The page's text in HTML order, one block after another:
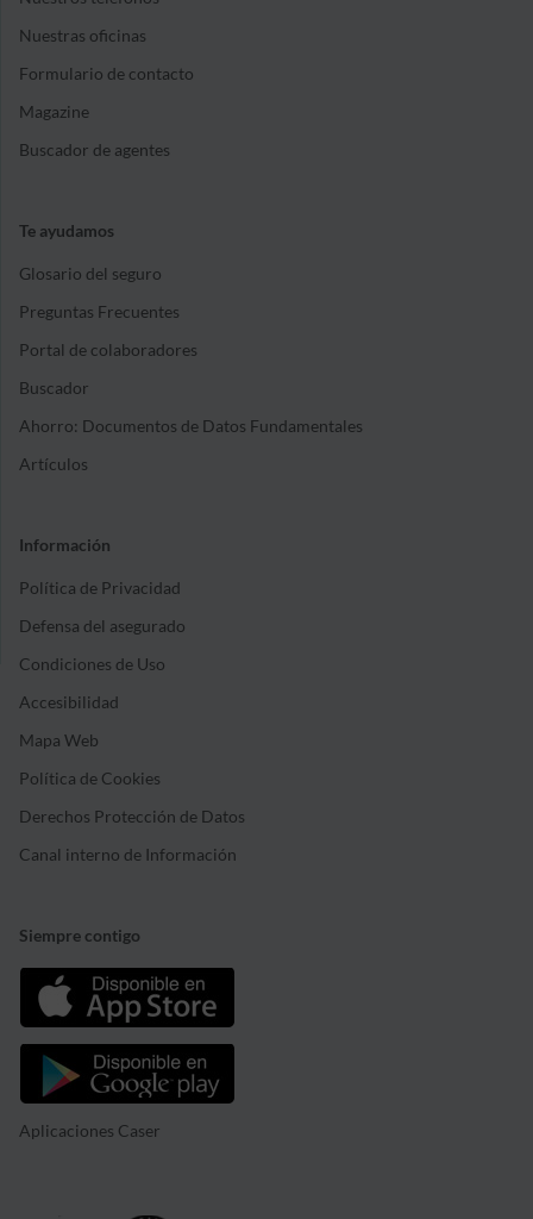
Nuestras oficinas
Formulario de contacto
Magazine
Buscador de agentes
Te ayudamos
Glosario del seguro
Preguntas Frecuentes
Portal de colaboradores
Buscador
Ahorro: Documentos de Datos Fundamentales
Artículos
Información
Política de Privacidad
Defensa del asegurado
Condiciones de Uso
Accesibilidad
Mapa Web
Política de Cookies
Derechos Protección de Datos
Canal interno de Información
Siempre contigo
Aplicaciones Caser